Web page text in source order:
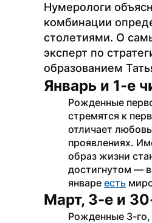
Нумерологи
комбинации
столетиями. О
эксперт по
образованием
Январь и 1-е
Рожденные
стремятся к
отличает
проявлениях.
образ жизни
достигнутом —
январе есть
Март, 3-е и
Рожденные 3-